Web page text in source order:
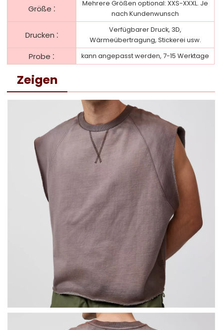
Größe :
Mehrere Größen optional: XXS-XXXL. Je
nach Kundenwunsch
Drucken :
Verfügbarer Druck, 3D,
Wärmeübertragung, Stickerei usw.
Probe : kann angepasst werden, 7-15 Werktage
Zeigen